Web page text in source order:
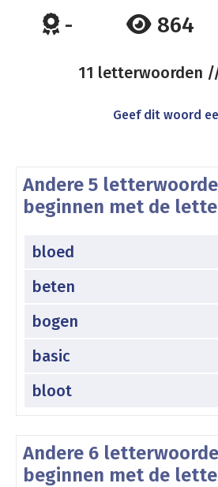
- 864
11 letterwoorden
Geef dit woord
Andere 5
beginnen met de
bloed
beten
bogen
basic
bloot
Andere 6
beginnen met de